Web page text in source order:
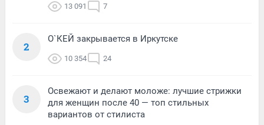
13 091 7
2
О`КЕЙ закрывается в Иркутске
10 354 24
3
Освежают и делают моложе: лучшие стрижки
для женщин после 40 — топ стильных
вариантов от стилиста